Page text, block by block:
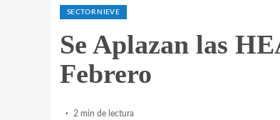
SECTOR NIEVE
Se Aplazan las
Febrero
2 min de lectura